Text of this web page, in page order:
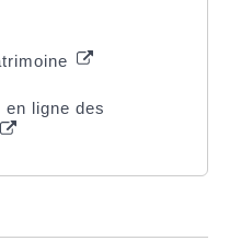
ligne des